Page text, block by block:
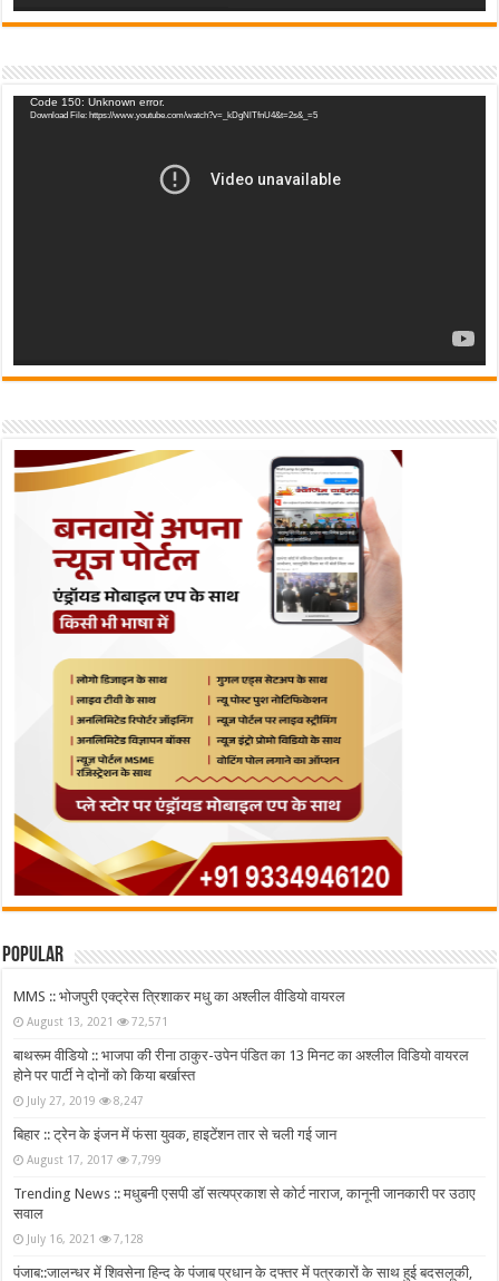
Video
Player
Code 150: Unknown error.
Download File: https://www.youtube.com/watch?v=_kDgNlTfnU4&t=2s&_=5
Popular
MMS :: भोजपुरी एक्ट्रेस त्रिशाकर मधु का अश्लील वीडियो वायरल
August 13, 2021 72,571
बाथरूम वीडियो :: भाजपा की रीना ठाकुर-उपेन पंडित का 13 मिनट का अश्लील विडियो वायरल
होने पर पार्टी ने दोनों को किया बर्खास्त
July 27, 2019 8,247
बिहार :: ट्रेन के इंजन में फंसा युवक, हाइटेंशन तार से चली गई जान
August 17, 2017 7,799
Trending News :: मधुबनी एसपी डॉ सत्यप्रकाश से कोर्ट नाराज, कानूनी जानकारी पर उठाए
सवाल
July 16, 2021 7,128
पंजाब::जालन्धर में शिवसेना हिन्द के पंजाब प्रधान के दफ्तर में पत्रकारों के साथ हुई बदसलूकी,